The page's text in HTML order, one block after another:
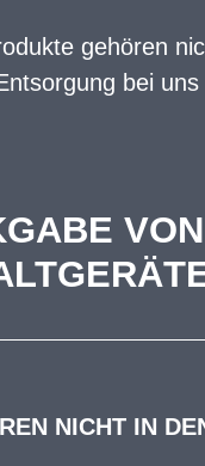
gehören
bei
NICHT IN